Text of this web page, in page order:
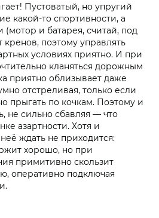
Пустоватый, но упругий
какой-то спортивности, а
(мотор и батарея, считай, под
поэтому управлять
условиях приятно. И при
кланяться дорожным
приятно облизывает даже
отстреливая, только если
прыгать по кочкам. Поэтому и
не сильно сбавляя — что
азартности. Хотя и
ждать не приходится:
хорошо, но при
примитивно скользит
оперативно подключая